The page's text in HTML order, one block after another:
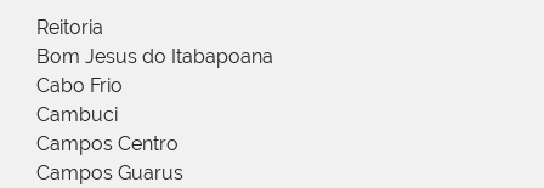
Reitoria
Bom Jesus do Itabapoana
Cabo Frio
Cambuci
Campos Centro
Campos Guarus